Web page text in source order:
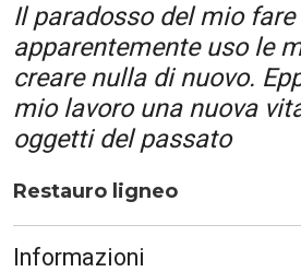
Il paradosso del mio fare
apparentemente uso le
creare nulla di nuovo.
mio lavoro una nuova
oggetti del passato
Restauro ligneo
Informazioni